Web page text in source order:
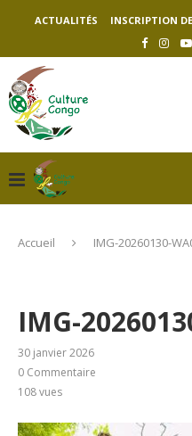
ACTUALITÉS INSCRIPTION
Accueil IMG-20260130-
IMG-
30 janvier 2026
0 Commentaire
108vues